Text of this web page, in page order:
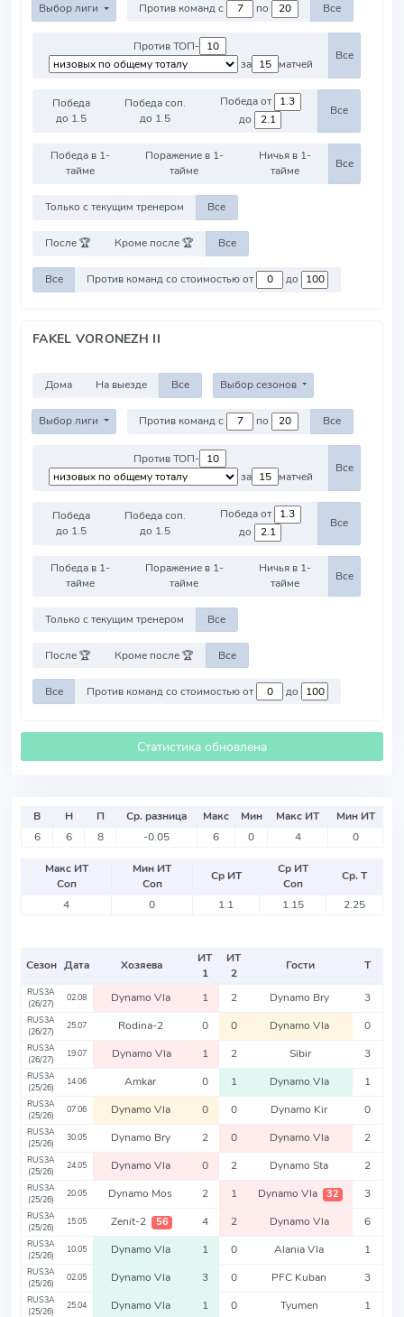
Выбор лиги Против команд с по Все
Против ТОП-
за
матчей
Все
Победа
до 1.5
Победа соп.
до 1.5
Победа от
до
Все
Победа в 1-
тайме
Поражение в 1-
тайме
Ничья в 1-
тайме
Все
Только с текущим тренером Все
После 🏆 Кроме после 🏆 Все
Все Против команд со стоимостью от до
FAKEL VORONEZH II
Дома На выезде Все Выбор сезонов
Выбор лиги Против команд с по Все
Против ТОП-
за
матчей
Все
Победа
до 1.5
Победа соп.
до 1.5
Победа от
до
Все
Победа в 1-
тайме
Поражение в 1-
тайме
Ничья в 1-
тайме
Все
Только с текущим тренером Все
После 🏆 Кроме после 🏆 Все
Все Против команд со стоимостью от до
Статистика обновлена
В Н П Ср. разница Макс Мин Макс ИТ
Мин ИТ
6
6 8 -0.05 6 0 4 0
Макс ИТ
Соп
Мин ИТ
Соп
Ср ИТ
Ср ИТ
Соп
Ср. Т
4
0 1.1 1.15 2.25
Сезон Дата Хозяева
ИТ
1
ИТ
2
Гости Т
RUS3A
(26/27)
02.08 Dynamo Vla 1 2 Dynamo Bry 3
RUS3A
(26/27)
25.07 Rodina-2 0 0 Dynamo Vla 0
RUS3A
(26/27)
19.07 Dynamo Vla 1 2 Sibir 3
RUS3A
(25/26)
14.06 Amkar 0 1 Dynamo Vla 1
RUS3A
(25/26)
07.06 Dynamo Vla 0 0 Dynamo Kir 0
RUS3A
(25/26)
30.05 Dynamo Bry 2 0 Dynamo Vla 2
RUS3A
(25/26)
24.05 Dynamo Vla 0 2 Dynamo Sta 2
RUS3A
(25/26)
20.05 Dynamo Mos 2 1 Dynamo Vla 32 3
RUS3A
(25/26)
15.05 Zenit-2 56 4 2 Dynamo Vla 6
RUS3A
(25/26)
10.05 Dynamo Vla 1 0 Alania Vla 1
RUS3A
(25/26)
02.05 Dynamo Vla 3 0 PFC Kuban 3
RUS3A
(25/26)
25.04 Dynamo Vla 1 0 Tyumen 1